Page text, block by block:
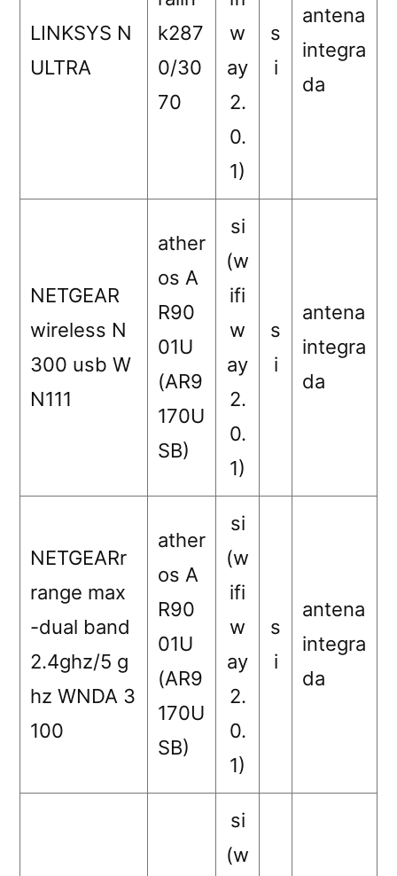
LINKSYS N
ULTRA
k287
0/30
70
w
ay
2.
0.
1)
s
i
antena
integra
da
NETGEAR
wireless N
300 usb W
N111
ather
os A
R90
01U
(AR9
170U
SB)
si
(w
ifi
w
ay
2.
0.
1)
s
i
antena
integra
da
NETGEARr
range max
-dual band
2.4ghz/5 g
hz WNDA 3
100
ather
os A
R90
01U
(AR9
170U
SB)
si
(w
ifi
w
ay
2.
0.
1)
s
i
antena
integra
da
si
(w